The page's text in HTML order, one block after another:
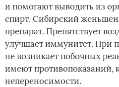
и помогают выводить из
спирт. Сибирский
препарат. Препятствует
улучшает иммунитет. При
не возникает побочных
имеют противопоказаний,
непереносимости.